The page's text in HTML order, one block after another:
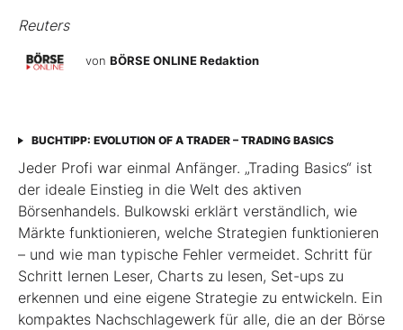
Reuters
von BÖRSE ONLINE Redaktion
BUCHTIPP: EVOLUTION OF A TRADER – TRADING BASICS
Jeder Profi war einmal Anfänger. „Trading Basics“ ist
der ideale Einstieg in die Welt des aktiven
Börsenhandels. Bulkowski erklärt verständlich, wie
Märkte funktionieren, welche Strategien funktionieren
– und wie man typische Fehler vermeidet. Schritt für
Schritt lernen Leser, Charts zu lesen, Set-ups zu
erkennen und eine eigene Strategie zu entwickeln. Ein
kompaktes Nachschlagewerk für alle, die an der Börse